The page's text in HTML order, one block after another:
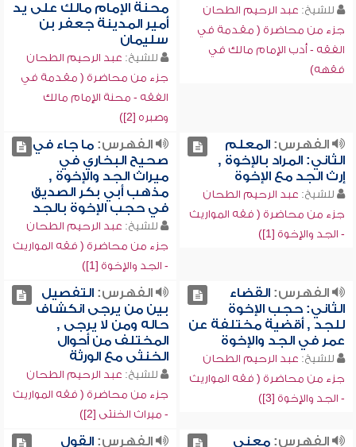
للشيخ: عبد الرحيم الطحان
جزء من محاضرة ( مقدمة في
الفقه - أدب الإمام مالك في
فقهه)
محنة الإمام مالك على يد
أمير المدينة جعفر بن
سليمان
للشيخ: عبد الرحيم الطحان
جزء من محاضرة ( مقدمة في
الفقه - محنة الإمام مالك
وصبره [2])
الفهرس:المعلم
الثاني: المراد بالإخوة ,
إرث الجد مع الإخوة
للشيخ: عبد الرحيم الطحان
جزء من محاضرة ( فقه المواريث
- الجد والإخوة [1])
الفهرس:ما جاء في
صحيح البخاري في
ميراث الجد والإخوة ,
مذهب أبي بكر الصديق
في حجب الإخوة بالجد
للشيخ: عبد الرحيم الطحان
جزء من محاضرة ( فقه المواريث
- الجد والإخوة [1])
الفهرس:القضاء
الثاني: حجب الإخوة
للجد , أقضية مختلفة عن
عمر في الجد والإخوة
للشيخ: عبد الرحيم الطحان
جزء من محاضرة ( فقه المواريث
- الجد والإخوة [3])
الفهرس:التفصيل
بين من يرجى انكشاف
حاله ومن لا يرجى ,
المختلف من أحوال
الخنثى مع الورثة
للشيخ: عبد الرحيم الطحان
جزء من محاضرة ( فقه المواريث
- ميراث الخنثى [2])
الفهرس:معنى الفهرس:القول